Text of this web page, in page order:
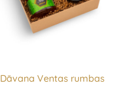
Dāvana Ventas rumbas